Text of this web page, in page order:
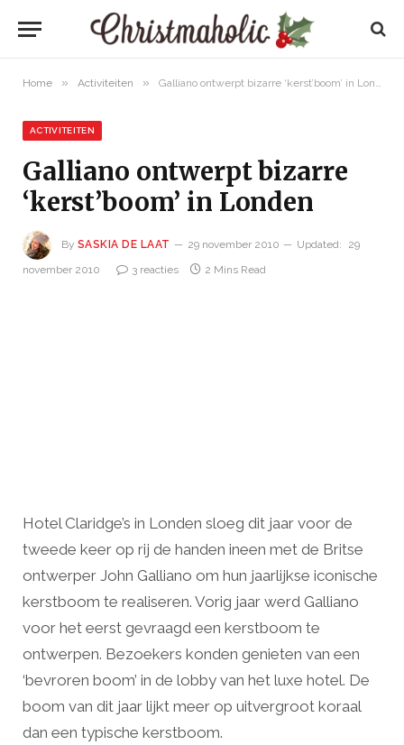
Home » Activiteiten » Galliano ontwerpt bizarre ‘kerst’boom’ in Londen
ACTIVITEITEN
Galliano ontwerpt bizarre
‘kerst’boom’ in Londen
By SASKIA DE LAAT 29 november 2010 Updated:
29
november 2010
3 reacties 2 Mins Read
Hotel Claridge’s in Londen sloeg dit jaar voor de
tweede keer op rij de handen ineen met de Britse
ontwerper John Galliano om hun jaarlijkse iconische
kerstboom te realiseren. Vorig jaar werd Galliano
voor het eerst gevraagd een kerstboom te
ontwerpen. Bezoekers konden genieten van een
‘bevroren boom’ in de lobby van het luxe hotel. De
boom van dit jaar lijkt meer op uitvergroot koraal
dan een typische kerstboom.